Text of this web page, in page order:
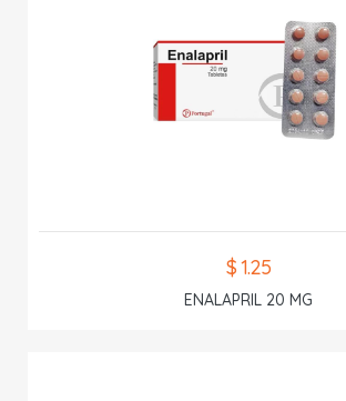
$ 1.25
ENALAPRIL 20 MG